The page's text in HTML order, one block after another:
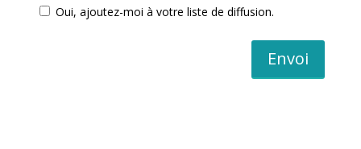
Oui, ajoutez-moi à votre liste de diffusion.
Envoi